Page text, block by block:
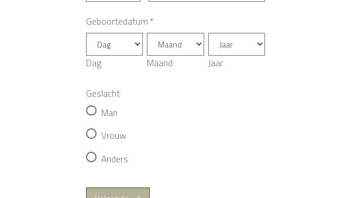
Geboortedatum *
Dag Maand Jaar
Geslacht
Man
Vrouw
Anders